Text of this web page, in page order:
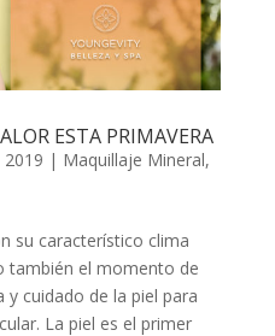
ESTA PRIMAVERA
2019 | Maquillaje Mineral,
su característico clima
también el momento de
y cuidado de la piel para
La piel es el primer